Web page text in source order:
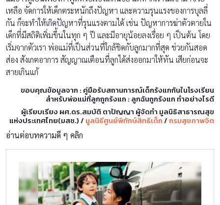
เหลือ จัดการให้เด็กตระหนักถึงปัญหา และความรุนแรงของการบุลลี่
กัน ก็จะทำให้เกิดปัญหาที่รุนแรงตามได้ เช่น ปัญหาการฆ่าตัวตายใน
เด็กที่มีสถิติเพิ่มขึ้นในทุก ๆ ปี และมีอายุน้อยลงเรื่อย ๆ เป็นต้น โดย
เริ่มจากตัวเรา พ่อแม่ที่เป็นส่วนที่ใกล้ชิดกับลูกมากที่สุด ช่วยกันสอด
ส่อง สังเกตอาการ สัญญาณเตือนที่ลูกได้ส่งออกมาให้ทัน เสียก่อนจะ
สายเกินแก้
ขอบคุณข้อมูลจาก : คู่มือรับสถานการณ์เด็กรังแกกันในโรงเรียน
สำหรับพ่อแม่ที่ลูกถูกรังแก : ลูกฉันถูกรังแก ทำอย่างไรดี
ผู้เรียบเรียง ผศ.ดร.สมบัติ ตาปัญญา ผู้จัดทำ มูลนิธิสาธารณสุข
แห่งประเทศไทย(มสช.) / มูลนิธีศูนย์พิทักษ์สิทธิเด็ก/กรมสุขภาพจิต
อ่านต่อบทความดี ๆ คลิก